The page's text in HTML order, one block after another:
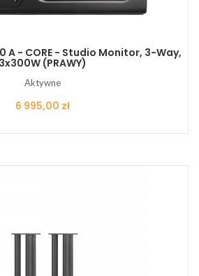
A - CORE - Studio Monitor, 3-Way,
3x300W (PRAWY)
Aktywne
Cena
6 995,00 zł